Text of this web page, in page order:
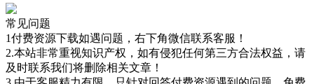
常见问题
1付费资源下载如遇问题，右下角微信联系客服！
2.本站非常重视知识产权，如有侵犯任何第三方合法权益，请
及时联系我们将删除相关文章！